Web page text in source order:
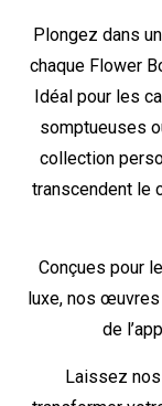
Plongez dans
chaque Flower
Idéal pour les
somptueuses
collection
transcendent le
Conçues pour
luxe, nos
de
Laissez